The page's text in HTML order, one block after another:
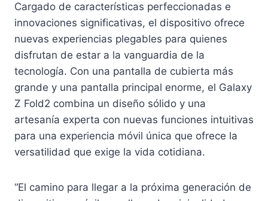
Cargado de características perfeccionadas e
innovaciones significativas, el dispositivo ofrece
nuevas experiencias plegables para quienes
disfrutan de estar a la vanguardia de la
tecnología. Con una pantalla de cubierta más
grande y una pantalla principal enorme, el Galaxy
Z Fold2 combina un diseño sólido y una
artesanía experta con nuevas funciones intuitivas
para una experiencia móvil única que ofrece la
versatilidad que exige la vida cotidiana.
“El camino para llegar a la próxima generación de